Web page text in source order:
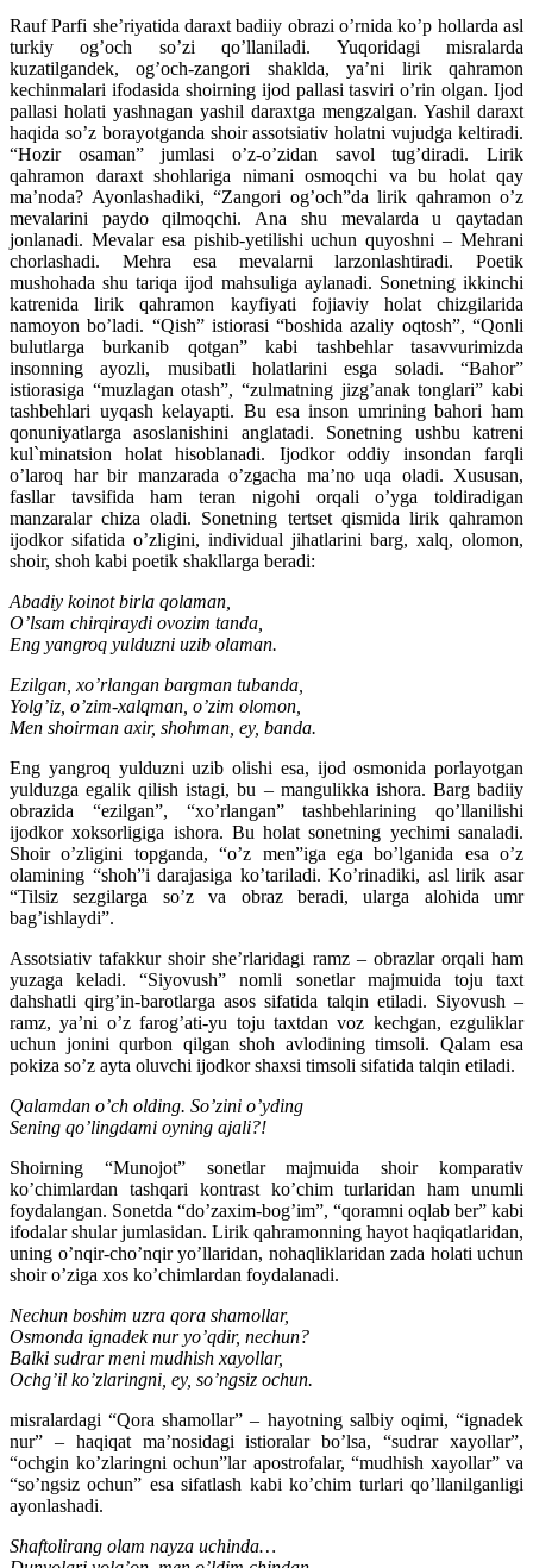
Rauf Parfi she’riyatida daraxt badiiy obrazi o’rnida ko’p hollarda asl
turkiy og’och so’zi qo’llaniladi. Yuqoridagi misralarda
kuzatilgandek, og’och-zangori shaklda, ya’ni lirik qahramon
kechinmalari ifodasida shoirning ijod pallasi tasviri o’rin olgan. Ijod
pallasi holati yashnagan yashil daraxtga mengzalgan. Yashil daraxt
haqida so’z borayotganda shoir assotsiativ holatni vujudga keltiradi.
“Hozir osaman” jumlasi o’z-o’zidan savol tug’diradi. Lirik
qahramon daraxt shohlariga nimani osmoqchi va bu holat qay
ma’noda? Ayonlashadiki, “Zangori og’och”da lirik qahramon o’z
mevalarini paydo qilmoqchi. Ana shu mevalarda u qaytadan
jonlanadi. Mevalar esa pishib-yetilishi uchun quyoshni – Mehrani
chorlashadi. Mehra esa mevalarni larzonlashtiradi. Poetik
mushohada shu tariqa ijod mahsuliga aylanadi. Sonetning ikkinchi
katrenida lirik qahramon kayfiyati fojiaviy holat chizgilarida
namoyon bo’ladi. “Qish” istiorasi “boshida azaliy oqtosh”, “Qonli
bulutlarga burkanib qotgan” kabi tashbehlar tasavvurimizda
insonning ayozli, musibatli holatlarini esga soladi. “Bahor”
istiorasiga “muzlagan otash”, “zulmatning jizg’anak tonglari” kabi
tashbehlari uyqash kelayapti. Bu esa inson umrining bahori ham
qonuniyatlarga asoslanishini anglatadi. Sonetning ushbu katreni
kul`minatsion holat hisoblanadi. Ijodkor oddiy insondan farqli
o’laroq har bir manzarada o’zgacha ma’no uqa oladi. Xususan,
fasllar tavsifida ham teran nigohi orqali o’yga toldiradigan
manzaralar chiza oladi. Sonetning tertset qismida lirik qahramon
ijodkor sifatida o’zligini, individual jihatlarini barg, xalq, olomon,
shoir, shoh kabi poetik shakllarga beradi:
Abadiy koinot birla qolaman,
O’lsam chirqiraydi ovozim tanda,
Eng yangroq yulduzni uzib olaman.
Ezilgan, xo’rlangan bargman tubanda,
Yolg’iz, o’zim-xalqman, o’zim olomon,
Men shoirman axir, shohman, ey, banda.
Eng yangroq yulduzni uzib olishi esa, ijod osmonida porlayotgan
yulduzga egalik qilish istagi, bu – mangulikka ishora. Barg badiiy
obrazida “ezilgan”, “xo’rlangan” tashbehlarining qo’llanilishi
ijodkor xoksorligiga ishora. Bu holat sonetning yechimi sanaladi.
Shoir o’zligini topganda, “o’z men”iga ega bo’lganida esa o’z
olamining “shoh”i darajasiga ko’tariladi. Ko’rinadiki, asl lirik asar
“Tilsiz sezgilarga so’z va obraz beradi, ularga alohida umr
bag’ishlaydi”.
Assotsiativ tafakkur shoir she’rlaridagi ramz – obrazlar orqali ham
yuzaga keladi. “Siyovush” nomli sonetlar majmuida toju taxt
dahshatli qirg’in-barotlarga asos sifatida talqin etiladi. Siyovush –
ramz, ya’ni o’z farog’ati-yu toju taxtdan voz kechgan, ezguliklar
uchun jonini qurbon qilgan shoh avlodining timsoli. Qalam esa
pokiza so’z ayta oluvchi ijodkor shaxsi timsoli sifatida talqin etiladi.
Qalamdan o’ch olding. So’zini o’yding
Sening qo’lingdami oyning ajali?!
Shoirning “Munojot” sonetlar majmuida shoir komparativ
ko’chimlardan tashqari kontrast ko’chim turlaridan ham unumli
foydalangan. Sonetda “do’zaxim-bog’im”, “qoramni oqlab ber” kabi
ifodalar shular jumlasidan. Lirik qahramonning hayot haqiqatlaridan,
uning o’nqir-cho’nqir yo’llaridan, nohaqliklaridan zada holati uchun
shoir o’ziga xos ko’chimlardan foydalanadi.
Nechun boshim uzra qora shamollar,
Osmonda ignadek nur yo’qdir, nechun?
Balki sudrar meni mudhish xayollar,
Ochg’il ko’zlaringni, ey, so’ngsiz ochun.
misralardagi “Qora shamollar” – hayotning salbiy oqimi, “ignadek
nur” – haqiqat ma’nosidagi istioralar bo’lsa, “sudrar xayollar”,
“ochgin ko’zlaringni ochun”lar apostrofalar, “mudhish xayollar” va
“so’ngsiz ochun” esa sifatlash kabi ko’chim turlari qo’llanilganligi
ayonlashadi.
Shaftolirang olam nayza uchinda…